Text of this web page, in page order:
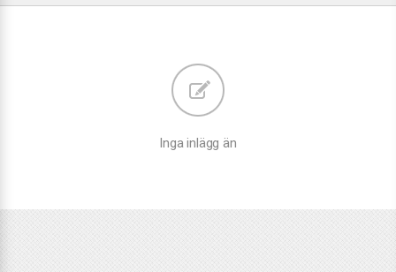
Inga inlägg än